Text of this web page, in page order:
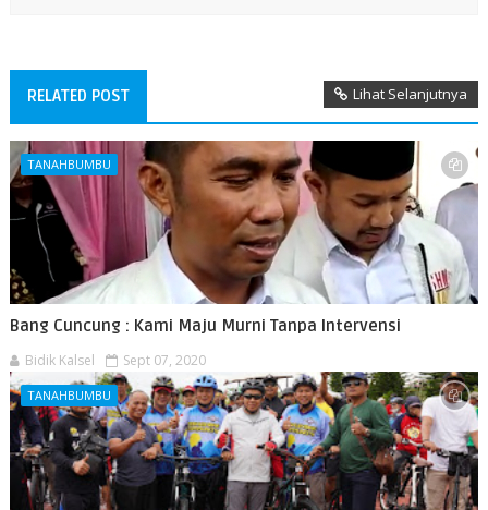
RELATED POST Lihat Selanjutnya
TANAHBUMBU
Bang Cuncung : Kami Maju Murni Tanpa Intervensi
Bidik Kalsel Sept 07, 2020
TANAHBUMBU